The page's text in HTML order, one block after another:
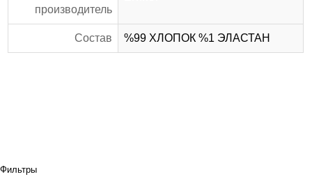
производитель
Состав %99 ХЛОПОК %1 ЭЛАСТАН
Фильтры